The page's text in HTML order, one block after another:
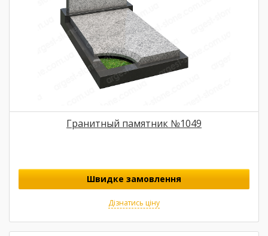
Гранитный памятник №1049
Швидке замовлення
Дізнатись ціну